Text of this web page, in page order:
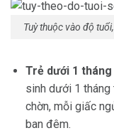
Tuỳ thuộc vào độ
Trẻ dưới 1 tháng
sinh dưới 1 tháng
chờn, mỗi giấc
ban đêm.